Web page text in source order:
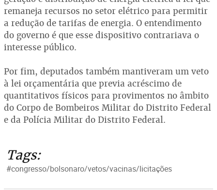
remaneja recursos no setor elétrico para permitir
a redução de tarifas de energia. O entendimento
do governo é que esse dispositivo contrariava o
interesse público.
Por fim, deputados também mantiveram um veto
à lei orçamentária que previa acréscimo de
quantitativos físicos para provimentos no âmbito
do Corpo de Bombeiros Militar do Distrito Federal
e da Polícia Militar do Distrito Federal.
Tags:
#congresso/bolsonaro/vetos/vacinas/licitações